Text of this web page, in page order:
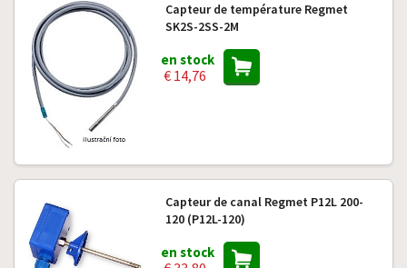
Capteur de température Regmet
SK2S-2SS-2M
en stock
€ 14,76
Capteur de canal Regmet P12L 200-
120 (P12L-120)
en stock